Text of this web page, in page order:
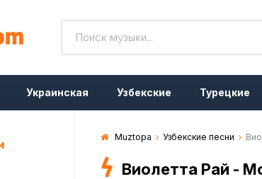
Украинская Узбекские Турецкие
Muztopa Узбекские песни
Виолетта Рай -